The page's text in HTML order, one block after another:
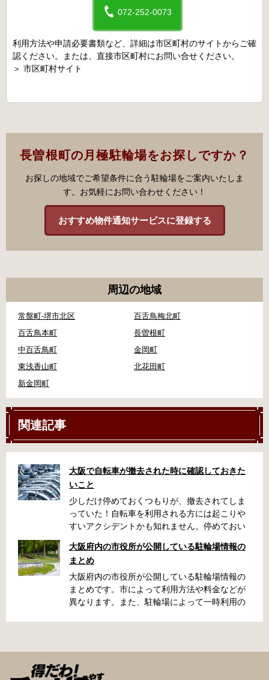
072-252-0073
利用方法や申請必要書類など、詳細は市区町村のサイトからご確
認ください。または、直接市区町村にお問い合せください。
＞ 市区町村サイト
長曽根町の月極駐輪場をお探しですか？
お探しの地域でご希望条件に合う駐輪場をご案内いたしま
す。お気軽にお問い合わせください！
おすすめ物件通知サービスに登録する
周辺の地域
常盤町-堺市北区
百舌鳥梅北町
百舌鳥本町
長曽根町
中百舌鳥町
金岡町
東浅香山町
北花田町
新金岡町
関連記事
大阪で自転車が撤去された時に確認しておきた
いこと
少しだけ停めておくつもりが、撤去されてしま
っていた！自転車を利用される方には起こりや
すいアクシデントかも知れません。停めておい
い、なんてことになってしまうかも知れませ
ん。そんな時に役立つ情報をまとめました。事
前に確認しておきましょう。 守口市で撤去され
た場合 放置自転車大日保管所 住所 守口市大日
町4丁目281の3番地 電話 06-6902-2340（業務
還料 2,500円 自転車の鍵 身分証明証 守口市HP
はこちら 堺市で撤去された場合 三国ヶ丘自転車
保管返還所 住所 堺区向陵東町1丁12-15 電話 三
大阪府内の市役所が公開している駐輪場情報の
まとめ
大阪府内の市役所が公開している駐輪場情報の
まとめです。市によって利用方法や料金などが
異なります。また、駐輪場によって一時利用の
自転車駐輪場 利用方法 利用登録申請書の提出
利用登録申請書を窓口に提出ではなく、Web上
での利用登録になります。 利用料金 登録手数料